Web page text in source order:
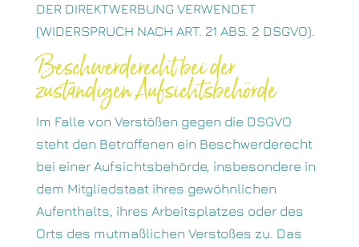
DER DIREKTWERBUNG VERWENDET
(WIDERSPRUCH NACH ART. 21 ABS. 2 DSGVO).
Beschwerde­recht bei der
zuständigen Aufsichts­behörde
Im Falle von Verstößen gegen die DSGVO
steht den Betroffenen ein Beschwerderecht
bei einer Aufsichtsbehörde, insbesondere in
dem Mitgliedstaat ihres gewöhnlichen
Aufenthalts, ihres Arbeitsplatzes oder des
Orts des mutmaßlichen Verstoßes zu. Das